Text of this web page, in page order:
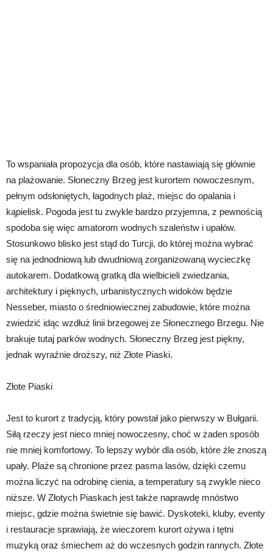
To wspaniała propozycja dla osób, które nastawiają się głównie
na plażowanie. Słoneczny Brzeg jest kurortem nowoczesnym,
pełnym odsłoniętych, łagodnych plaż, miejsc do opalania i
kąpielisk. Pogoda jest tu zwykle bardzo przyjemna, z pewnością
spodoba się więc amatorom wodnych szaleństw i upałów.
Stosunkowo blisko jest stąd do Turcji, do której można wybrać
się na jednodniową lub dwudniową zorganizowaną wycieczkę
autokarem. Dodatkową gratką dla wielbicieli zwiedzania,
architektury i pięknych, urbanistycznych widoków będzie
Nesseber, miasto o średniowiecznej zabudowie, które można
zwiedzić idąc wzdłuż linii brzegowej ze Słonecznego Brzegu. Nie
brakuje tutaj parków wodnych. Słoneczny Brzeg jest piękny,
jednak wyraźnie droższy, niż Złote Piaski.
Złote Piaski
Jest to kurort z tradycją, który powstał jako pierwszy w Bułgarii.
Siłą rzeczy jest nieco mniej nowoczesny, choć w żaden sposób
nie mniej komfortowy. To lepszy wybór dla osób, które źle znoszą
upały. Plaże są chronione przez pasma lasów, dzięki czemu
można liczyć na odrobinę cienia, a temperatury są zwykle nieco
niższe. W Złotych Piaskach jest także naprawdę mnóstwo
miejsc, gdzie można świetnie się bawić. Dyskoteki, kluby, eventy
i restauracje sprawiają, że wieczorem kurort ożywa i tętni
muzyką oraz śmiechem aż do wczesnych godzin rannych. Złote